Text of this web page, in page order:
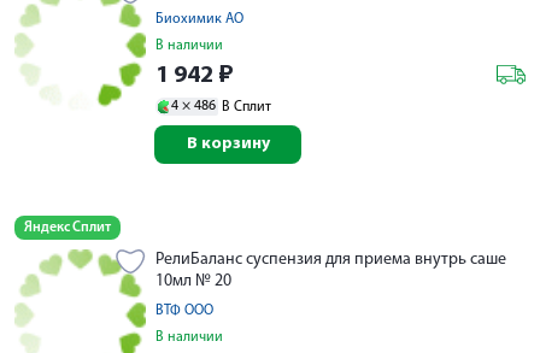
Биохимик АО
В наличии
1 942 ₽
4 × 486 В Сплит
В корзину
Яндекс Сплит
РелиБаланс суспензия для приема внутрь саше
10мл № 20
ВТФ ООО
В наличии